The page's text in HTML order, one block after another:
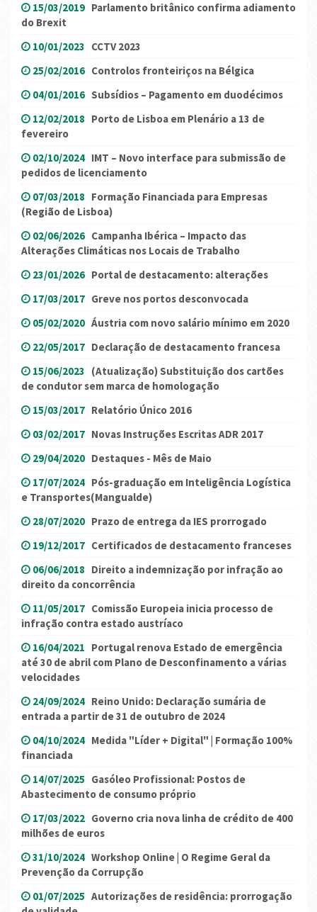
15/03/2019 Parlamento britânico confirma adiamento
do Brexit
10/01/2023 CCTV 2023
25/02/2016 Controlos fronteiriços na Bélgica
04/01/2016 Subsídios – Pagamento em duodécimos
12/02/2018 Porto de Lisboa em Plenário a 13 de
fevereiro
02/10/2024 IMT – Novo interface para submissão de
pedidos de licenciamento
07/03/2018 Formação Financiada para Empresas
(Região de Lisboa)
02/06/2026 Campanha Ibérica – Impacto das
Alterações Climáticas nos Locais de Trabalho
23/01/2026 Portal de destacamento: alterações
17/03/2017 Greve nos portos desconvocada
05/02/2020 Áustria com novo salário mínimo em 2020
22/05/2017 Declaração de destacamento francesa
15/06/2023 (Atualização) Substituição dos cartões
de condutor sem marca de homologação
15/03/2017 Relatório Único 2016
03/02/2017 Novas Instruções Escritas ADR 2017
29/04/2020 Destaques - Mês de Maio
17/07/2024 Pós-graduação em Inteligência Logística
e Transportes(Mangualde)
28/07/2020 Prazo de entrega da IES prorrogado
19/12/2017 Certificados de destacamento franceses
06/06/2018 Direito a indemnização por infração ao
direito da concorrência
11/05/2017 Comissão Europeia inicia processo de
infração contra estado austríaco
16/04/2021 Portugal renova Estado de emergência
até 30 de abril com Plano de Desconfinamento a várias
velocidades
24/09/2024 Reino Unido: Declaração sumária de
entrada a partir de 31 de outubro de 2024
04/10/2024 Medida "Líder + Digital" | Formação 100%
financiada
14/07/2025 Gasóleo Profissional: Postos de
Abastecimento de consumo próprio
17/03/2022 Governo cria nova linha de crédito de 400
milhões de euros
31/10/2024 Workshop Online | O Regime Geral da
Prevenção da Corrupção
01/07/2025 Autorizações de residência: prorrogação